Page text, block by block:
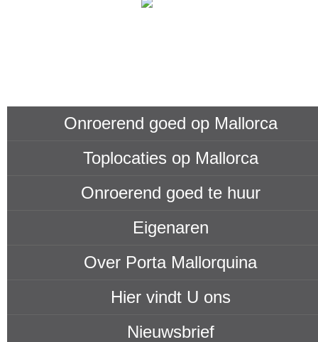
Onroerend goed op Mallorca
Toplocaties op Mallorca
Onroerend goed te huur
Eigenaren
Over Porta Mallorquina
Hier vindt U ons
Nieuwsbrief